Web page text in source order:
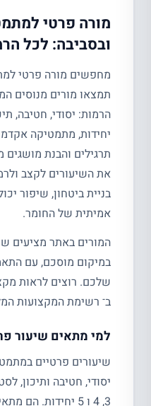
מורה פרטי
ובסביבה: לכל
מחפשים מורה פרטי
תמצאו מורים מנוסים
יחידות, מתמטיקה
תרגילים והבנת
את השיעורים לקצב
בניית ביטחון, שיפור
אמיתית של החומר.
המורים באתר מציעים
במיקום מוסכם, עם
שלכם. רוצים לראות
ב־ רשימת המקצועות
למי מתאים שיעור
שיעורים פרטיים
יסודי, חטיבה ותיכון,
3, 4 ו 5 יחידות.